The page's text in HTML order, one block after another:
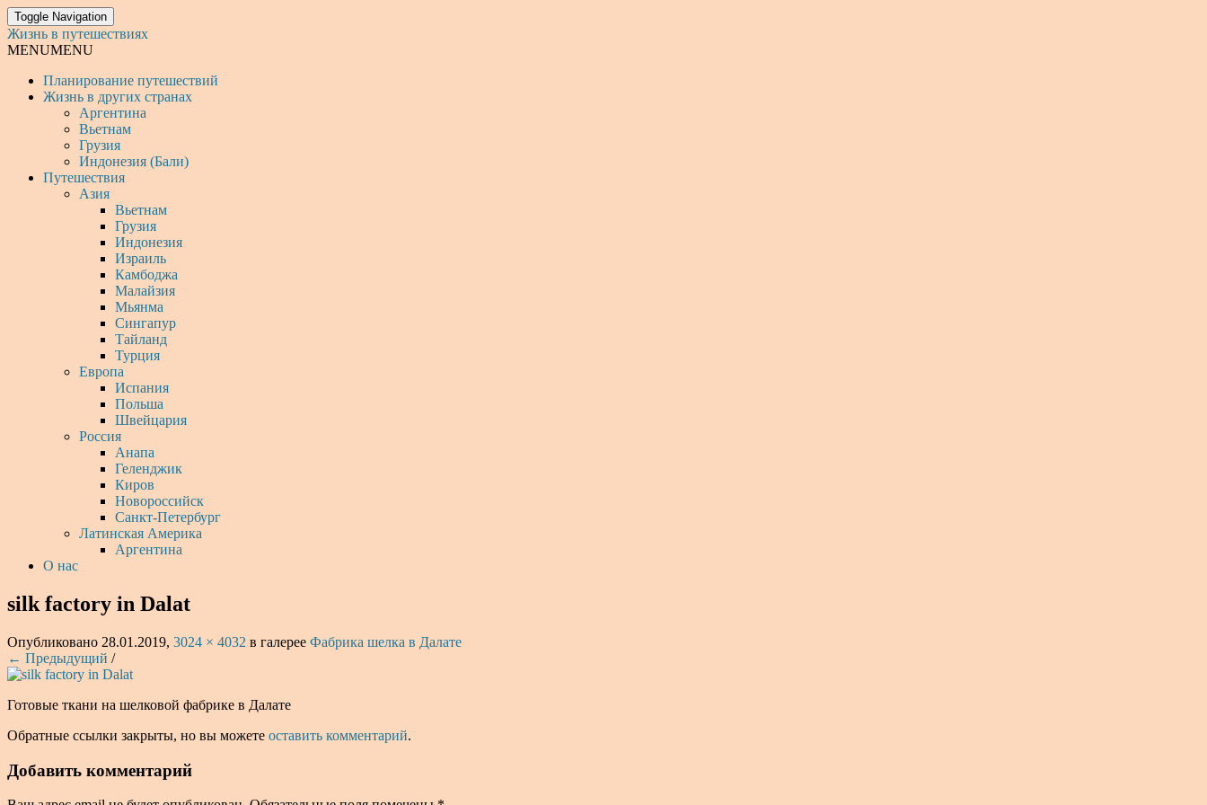
Toggle Navigation
Жизнь в путешествиях
MENUMENU
Планирование путешествий
Жизнь в других странах
Аргентина
Вьетнам
Грузия
Индонезия (Бали)
Путешествия
Азия
Вьетнам
Грузия
Индонезия
Израиль
Камбоджа
Малайзия
Мьянма
Сингапур
Тайланд
Турция
Европа
Испания
Польша
Швейцария
Россия
Анапа
Геленджик
Киров
Новороссийск
Санкт-Петербург
Латинская Америка
Аргентина
О нас
silk factory in Dalat
Опубликовано 28.01.2019, 3024 × 4032 в галерее Фабрика шелка в Далате
← Предыдущий /
Готовые ткани на шелковой фабрике в Далате
Обратные ссылки закрыты, но вы можете оставить комментарий.
Добавить комментарий